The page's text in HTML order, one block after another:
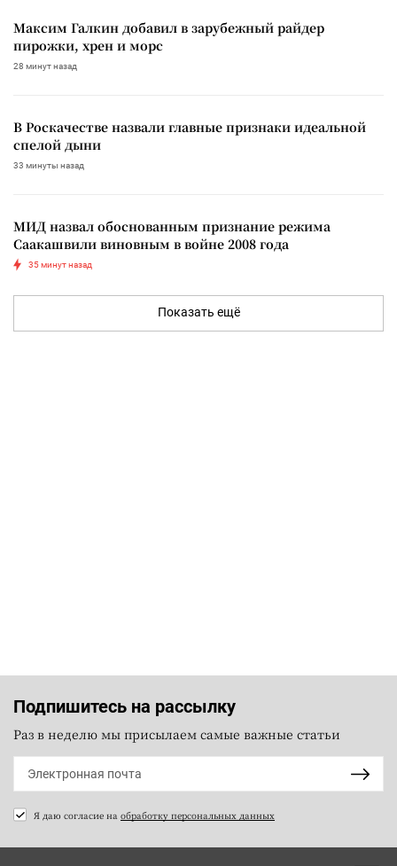
Максим Галкин добавил в зарубежный райдер
пирожки, хрен и морс
28 минут назад
В Роскачестве назвали главные признаки идеальной
спелой дыни
33 минуты назад
МИД назвал обоснованным признание режима
Саакашвили виновным в войне 2008 года
35 минут назад
Показать ещё
Подпишитесь на рассылку
Раз в неделю мы присылаем самые важные статьи
Я даю согласие на обработку персональных данных